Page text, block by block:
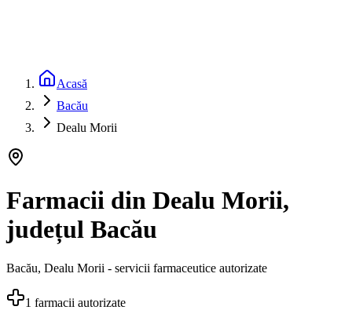
Acasă
Bacău
Dealu Morii
Farmacii din Dealu Morii,
județul Bacău
Bacău, Dealu Morii - servicii farmaceutice autorizate
1 farmacii autorizate